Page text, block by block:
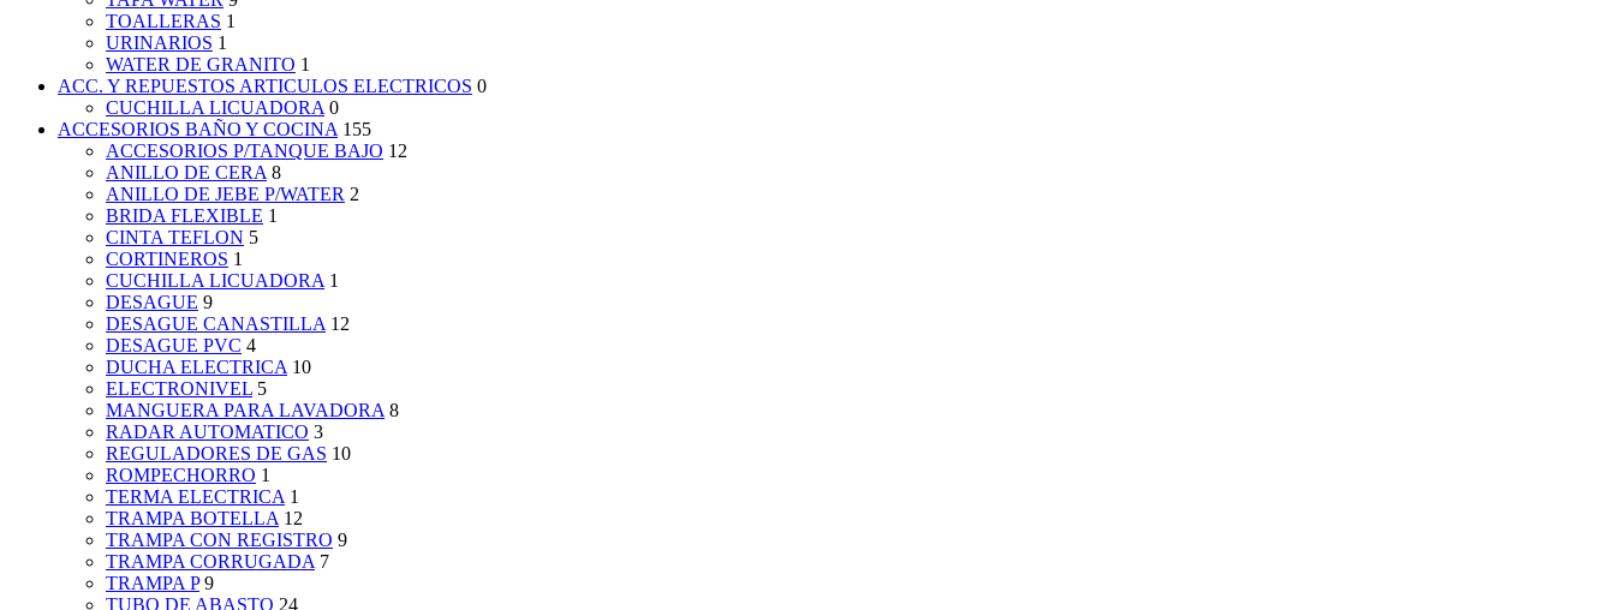
TOALLERAS 1
URINARIOS 1
WATER DE GRANITO 1
ACC. Y REPUESTOS ARTICULOS ELECTRICOS 0
CUCHILLA LICUADORA 0
ACCESORIOS BAÑO Y COCINA 155
ACCESORIOS P/TANQUE BAJO 12
ANILLO DE CERA 8
ANILLO DE JEBE P/WATER 2
BRIDA FLEXIBLE 1
CINTA TEFLON 5
CORTINEROS 1
CUCHILLA LICUADORA 1
DESAGUE 9
DESAGUE CANASTILLA 12
DESAGUE PVC 4
DUCHA ELECTRICA 10
ELECTRONIVEL 5
MANGUERA PARA LAVADORA 8
RADAR AUTOMATICO 3
REGULADORES DE GAS 10
ROMPECHORRO 1
TERMA ELECTRICA 1
TRAMPA BOTELLA 12
TRAMPA CON REGISTRO 9
TRAMPA CORRUGADA 7
TRAMPA P 9
TUBO DE ABASTO 24